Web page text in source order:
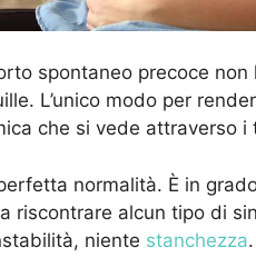
spontaneo precoce non
L’unico modo per
che si vede attraverso i
normalità. È in
riscontrare alcun tipo di
niente stanchezza.